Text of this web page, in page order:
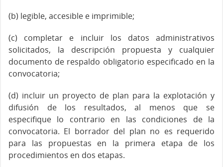
(b) legible, accesible e imprimible;
(c) completar e incluir los datos administrativos
solicitados, la descripción propuesta y cualquier
documento de respaldo obligatorio especificado en la
convocatoria;
(d) incluir un proyecto de plan para la explotación y
difusión de los resultados, al menos que se
especifique lo contrario en las condiciones de la
convocatoria. El borrador del plan no es requerido
para las propuestas en la primera etapa de los
procedimientos en dos etapas.